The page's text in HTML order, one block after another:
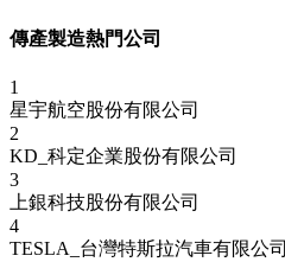
傳產製造熱門公司
1
星宇航空股份有限公司
2
KD_科定企業股份有限公司
3
上銀科技股份有限公司
4
TESLA_台灣特斯拉汽車有限公司